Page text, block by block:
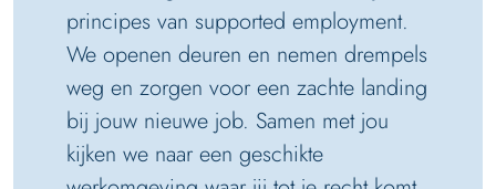
principes van supported employment.
We openen deuren en nemen drempels
weg en zorgen voor een zachte landing
bij jouw nieuwe job. Samen met jou
kijken we naar een geschikte